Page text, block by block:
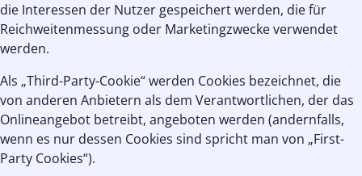
die Interessen der Nutzer gespeichert werden, die für
Reichweitenmessung oder Marketingzwecke verwendet
werden.
Als „Third-Party-Cookie“ werden Cookies bezeichnet, die
von anderen Anbietern als dem Verantwortlichen, der das
Onlineangebot betreibt, angeboten werden (andernfalls,
wenn es nur dessen Cookies sind spricht man von „First-
Party Cookies“).